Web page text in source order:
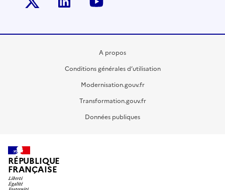
A propos
Conditions générales d’utilisation
Modernisation.gouv.fr
Transformation.gouv.fr
Données publiques
RÉPUBLIQUE
FRANÇAISE